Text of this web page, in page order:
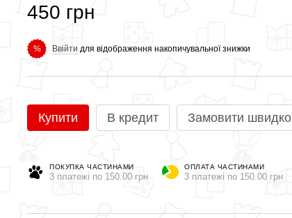
450 грн
% Ввійти для відображення накопичувальної знижки
Купити В кредит Замовити швидко
ПОКУПКА ЧАСТИНАМИ
3 платежі по 150.00 грн
ОПЛАТА ЧАСТИНАМИ
3 платежі по 150.00 грн